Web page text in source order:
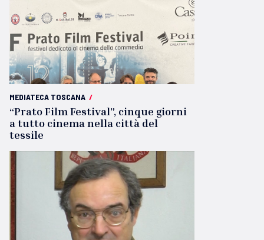
MEDIATECA TOSCANA /
“Prato Film Festival”, cinque giorni
a tutto cinema nella città del
tessile